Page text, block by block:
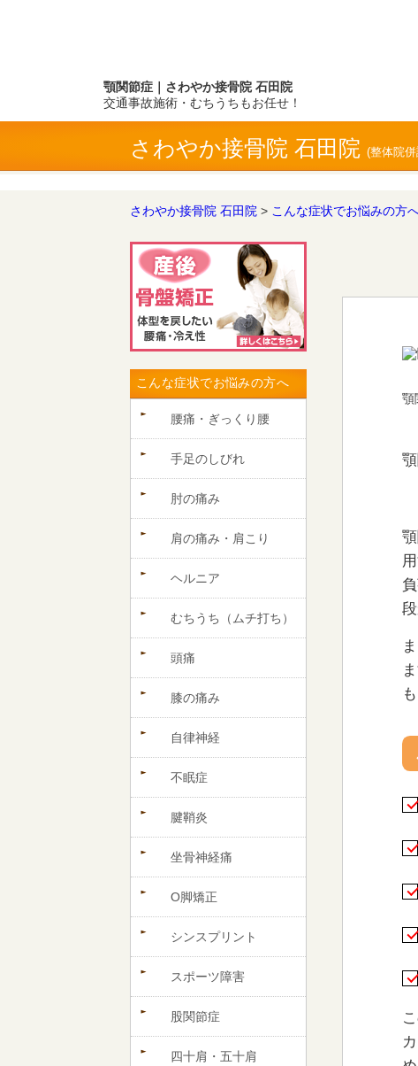
顎関節症｜さわやか接骨院 石田院
交通事故施術・むちうちもお任せ！
さわやか接骨院 石田院 (整体院併
さわやか接骨院 石田院 > こんな症状でお悩みの方
顎
こんな症状でお悩みの方へ
腰痛・ぎっくり腰
手足のしびれ
肘の痛み
肩の痛み・肩こり
ヘルニア
むちうち（ムチ打ち）
頭痛
膝の痛み
自律神経
不眠症
腱鞘炎
坐骨神経痛
O脚矯正
シンスプリント
スポーツ障害
股関節症
四十肩・五十肩